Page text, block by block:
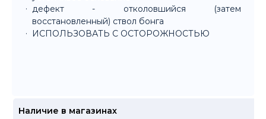
дефект - отколовшийся (затем
восстановленный) ствол бонга
ИСПОЛЬЗОВАТЬ C ОСТОРОЖНОСТЬЮ
Наличие в магазинах